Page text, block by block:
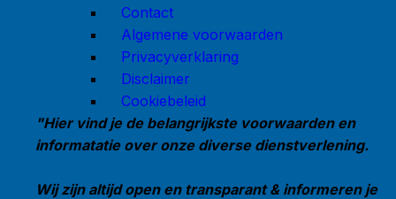
Contact
Algemene voorwaarden
Privacyverklaring
Disclaimer
Cookiebeleid
"Hier vind je de belangrijkste voorwaarden en
informatatie over onze diverse dienstverlening.
Wij zijn altijd open en transparant & informeren je